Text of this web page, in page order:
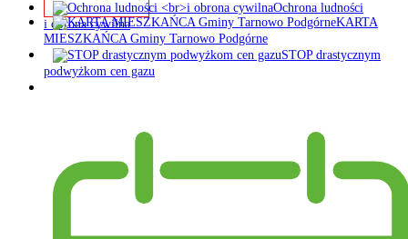
Ochrona ludności
i obrona cywilna
KARTA
MIESZKAŃCA Gminy Tarnowo Podgórne
STOP drastycznym
podwyżkom cen gazu